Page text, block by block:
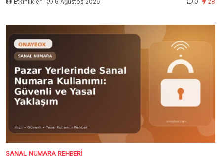
Etkinlikleri 6 Ağustos 2026 0 28
SANAL NUMARA REHBERI